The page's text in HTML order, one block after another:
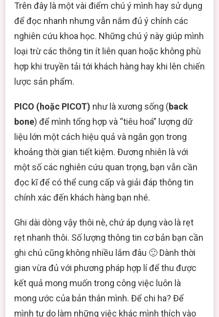
Trên đây là một vài điểm chú ý mình hay sử dụng
để đọc nhanh nhưng vẫn nắm đủ ý chính các
nghiên cứu khoa học. Những chú ý này giúp mình
loại trừ các thông tin ít liên quan hoặc không phù
hợp khi truyền tải tới khách hàng hay khi lên chiến
lược sản phẩm.
PICO (hoặc PICOT) như là xương sống (back
bone) để mình tổng hợp và “tiêu hoá” lượng dữ
liệu lớn một cách hiệu quả và ngắn gọn trong
khoảng thời gian tiết kiệm. Đương nhiên là với
một số các nghiên cứu quan trọng, bạn vẫn cần
đọc kĩ để có thể cung cấp và giải đáp thông tin
chính xác đến khách hàng bạn nhé.
Ghi dài dòng vậy thôi nè, chứ áp dụng vào là rẹt
rẹt nhanh thôi. Số lượng thông tin cơ bản bạn cần
ghi chú cũng không nhiều lắm đâu 🙂 Dành thời
gian vừa đủ với phương pháp hợp lí để thu được
kết quả mong muốn trong công việc luôn là
mong ước của bản thân mình. Để chi ha? Để
mình tự do làm những việc khác mình thích vào